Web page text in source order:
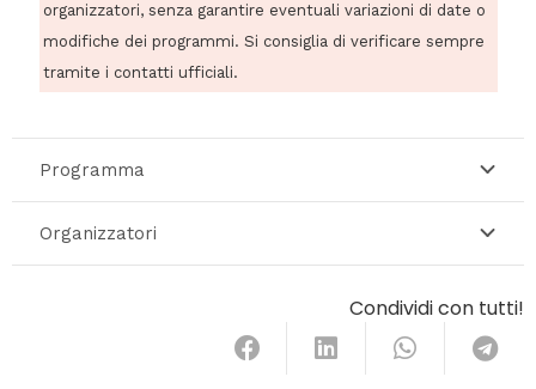
organizzatori, senza garantire eventuali variazioni di date o
modifiche dei programmi. Si consiglia di verificare sempre
tramite i contatti ufficiali.
Programma
Organizzatori
Condividi con tutti!